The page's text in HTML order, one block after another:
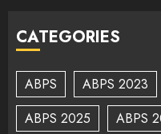
CATEGORIES
ABPS ABPS 2023
ABPS 2025
ABPS